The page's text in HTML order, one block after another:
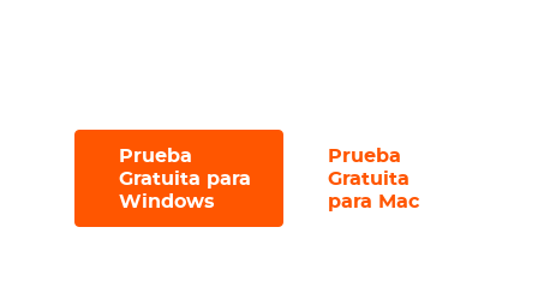
Prueba
Gratuita para
Windows
Prueba
Gratuita
para Mac